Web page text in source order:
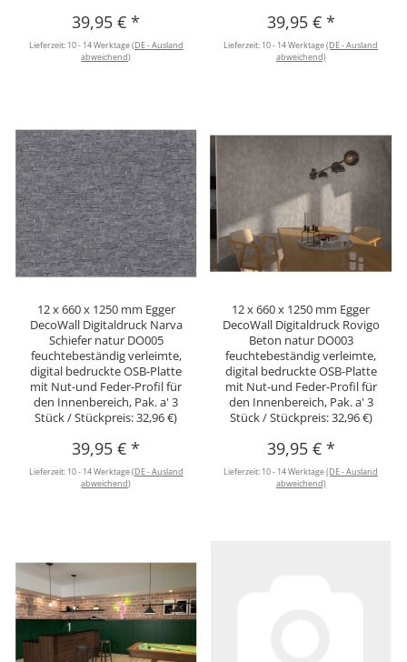
39,95 €*
Lieferzeit: 10 - 14 Werktage(DE - Ausland
abweichend)
39,95 € *
Lieferzeit: 10 - 14 Werktage(DE - Ausland
abweichend)
12 x 660 x 1250 mm Egger
DecoWall Digitaldruck Narva
Schiefer natur DO005
feuchtebeständig verleimte,
digital bedruckte OSB-Platte
mit Nut-und Feder-Profil für
den Innenbereich, Pak. a' 3
Stück / Stückpreis: 32,96 €)
39,95 €*
Lieferzeit: 10 - 14 Werktage(DE - Ausland
abweichend)
12 x 660 x 1250 mm Egger
DecoWall Digitaldruck Rovigo
Beton natur DO003
feuchtebeständig verleimte,
digital bedruckte OSB-Platte
mit Nut-und Feder-Profil für
den Innenbereich, Pak. a' 3
Stück / Stückpreis: 32,96 €)
39,95 € *
Lieferzeit: 10 - 14 Werktage(DE - Ausland
abweichend)